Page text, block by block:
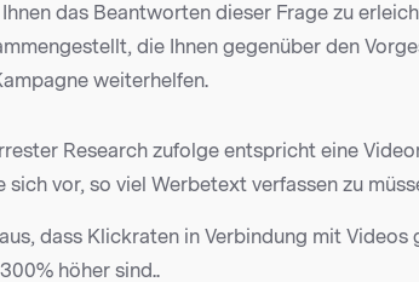
das Beantworten dieser Frage zu
die Ihnen gegenüber den
weiterhelfen.
Research zufolge entspricht eine
sich vor, so viel Werbetext verfassen zu
dass Klickraten in Verbindung mit Videos
höher sind..